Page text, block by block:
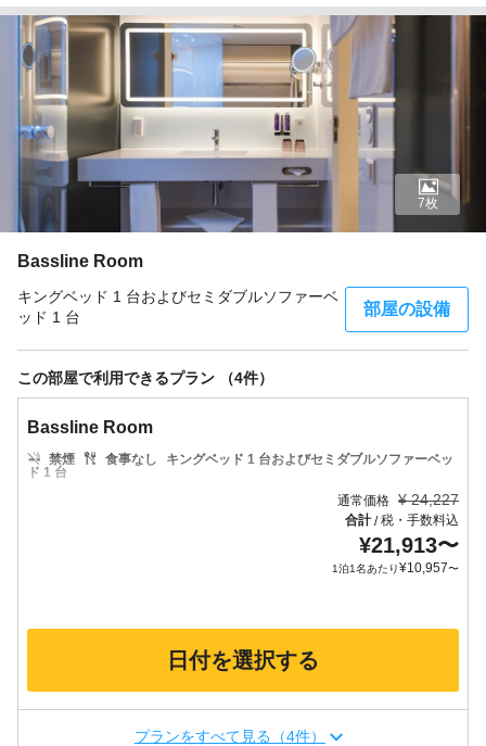
Bassline Room
キングベッド 1 台およびセミダブルソファーベ
ッド 1 台
部屋の設備
7枚
この部屋で利用できるプラン （4件）
Bassline Room
禁煙 食事なし
キングベッド 1 台およびセミダブルソファーベッ
ド 1 台
通常価格 ¥ 24,227
合計/税・手数料込
¥21,913〜
1泊1名あたり¥10,957〜
日付を選択する
プランをすべて見る（4件）